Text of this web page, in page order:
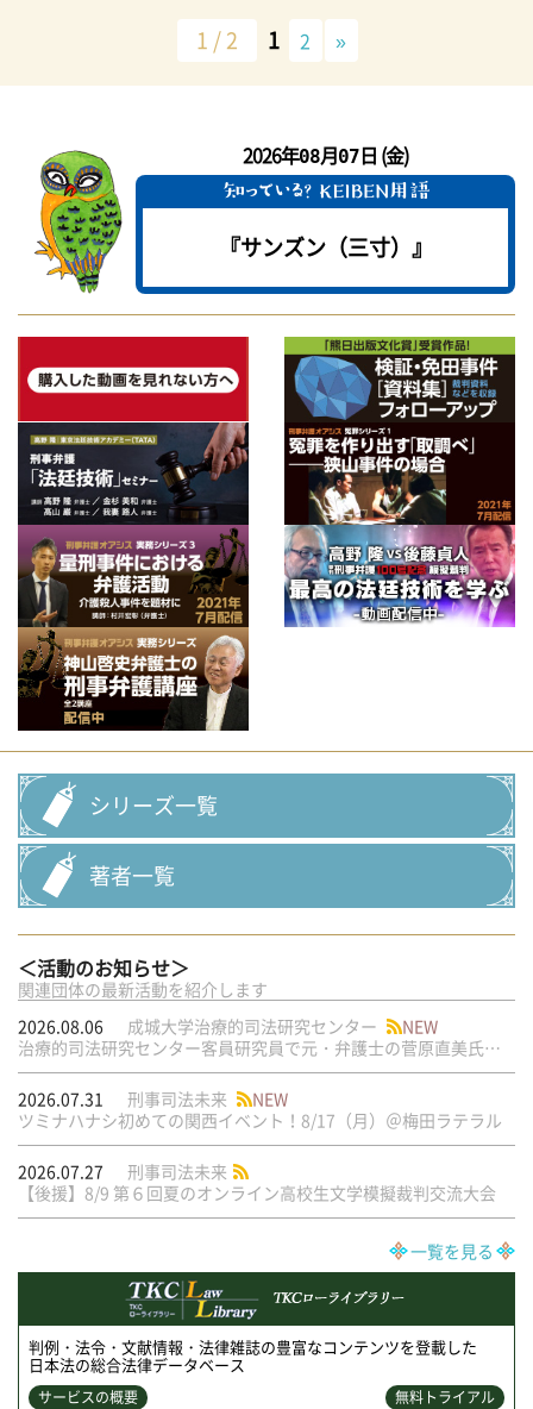
1 / 2 1 2 »
2026年08月07日 (金)
『サンズン（三寸）』
シリーズ一覧
著者一覧
＜活動のお知らせ＞
関連団体の最新活動を紹介します
2026.08.06
成城大学治療的司法研究センター
NEW
治療的司法研究センター客員研究員で元・弁護士の菅原直美氏の論文が公刊されました
2026.07.31 刑事司法未来
NEW
ツミナハナシ初めての関西イベント！8/17（月）＠梅田ラテラル
2026.07.27
刑事司法未来
【後援】8/9 第６回夏のオンライン高校生文学模擬裁判交流大会
一覧を見る
判例・法令・文献情報・法律雑誌の豊富なコンテンツを登載した
日本法の総合法律データベース
サービスの概要 無料トライアル